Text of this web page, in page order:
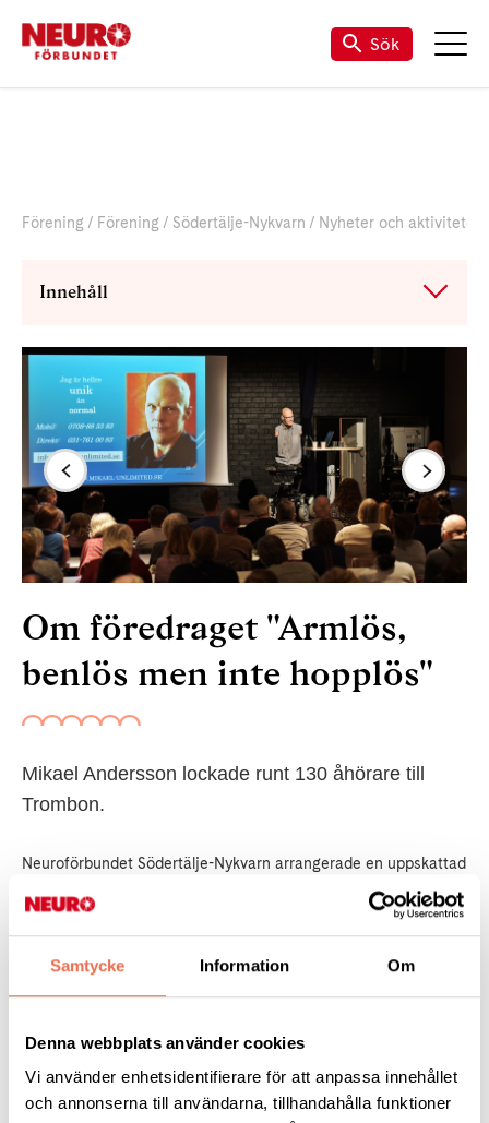
Samtycke Information Om
Denna webbplats använder cookies
Vi använder enhetsidentifierare för att anpassa innehållet
och annonserna till användarna, tillhandahålla funktioner
Sök
Förening Förening Södertälje-Nykvarn Nyheter och aktiviteter
Innehåll
Om föredraget "Armlös,
benlös men inte hopplös"
Mikael Andersson lockade runt 130 åhörare till
Trombon.
Neuroförbundet Södertälje-Nykvarn arrangerade en uppskattad
föreläsning med Mikael andersson på Trombon i Södertälje den
26/9 2017. De runt 130 åhörarna fick höra en en livsberättelse
om hur långt man kan nå med tankens kraft. Som ett minne av
oss fick Mikael en SSK-tröja.